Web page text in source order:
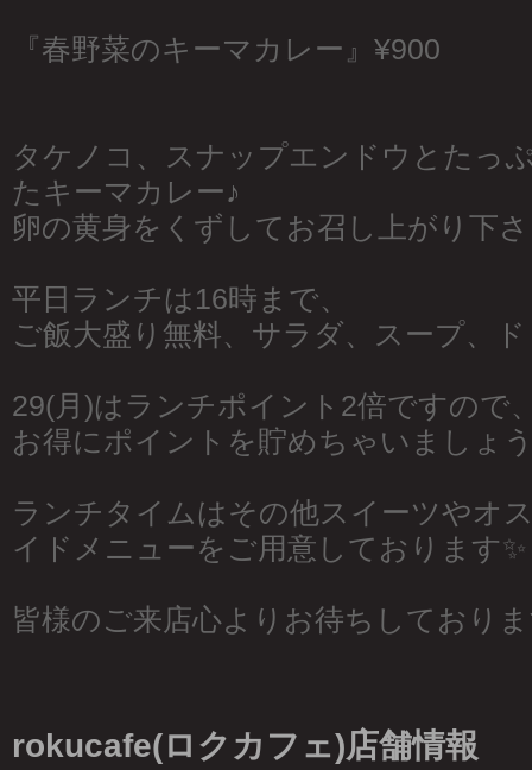
『春野菜のキーマカレー』¥900
タケノコ、スナップエンドウとたっ
たキーマカレー♪
卵の黄身をくずしてお召し上がり下
平日ランチは16時まで、
ご飯大盛り無料、サラダ、スープ、
29(月)はランチポイント2倍ですので
お得にポイントを貯めちゃいましょ
ランチタイムはその他スイーツやオ
イドメニューをご用意しております✨
皆様のご来店心よりお待ちしており
rokucafe(ロクカフェ)店舗情報